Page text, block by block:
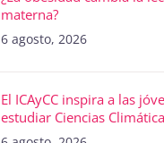
materna?
6 agosto, 2026
El ICAyCC inspira a las
estudiar Ciencias